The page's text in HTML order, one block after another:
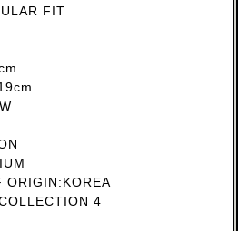
FIT
4